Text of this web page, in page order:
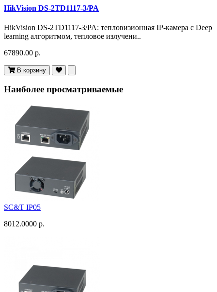
HikVision DS-2TD1117-3/PA
HikVision DS-2TD1117-3/PA: тепловизионная IP-камера с Deep
learning алгоритмом, тепловое излучени..
67890.00 р.
В корзину
Наиболее просматриваемые
SC&T IP05
8012.0000 р.